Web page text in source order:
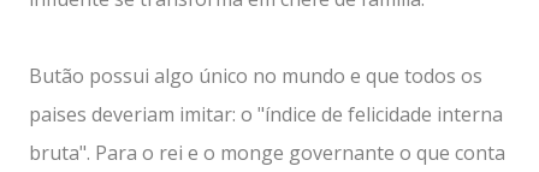
Butão possui algo único no mundo e que todos os
paises deveriam imitar: o "índice de felicidade interna
bruta". Para o rei e o monge governante o que conta